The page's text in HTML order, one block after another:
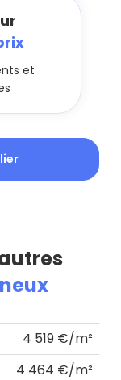
et
4 519 €/m²
4 464 €/m²